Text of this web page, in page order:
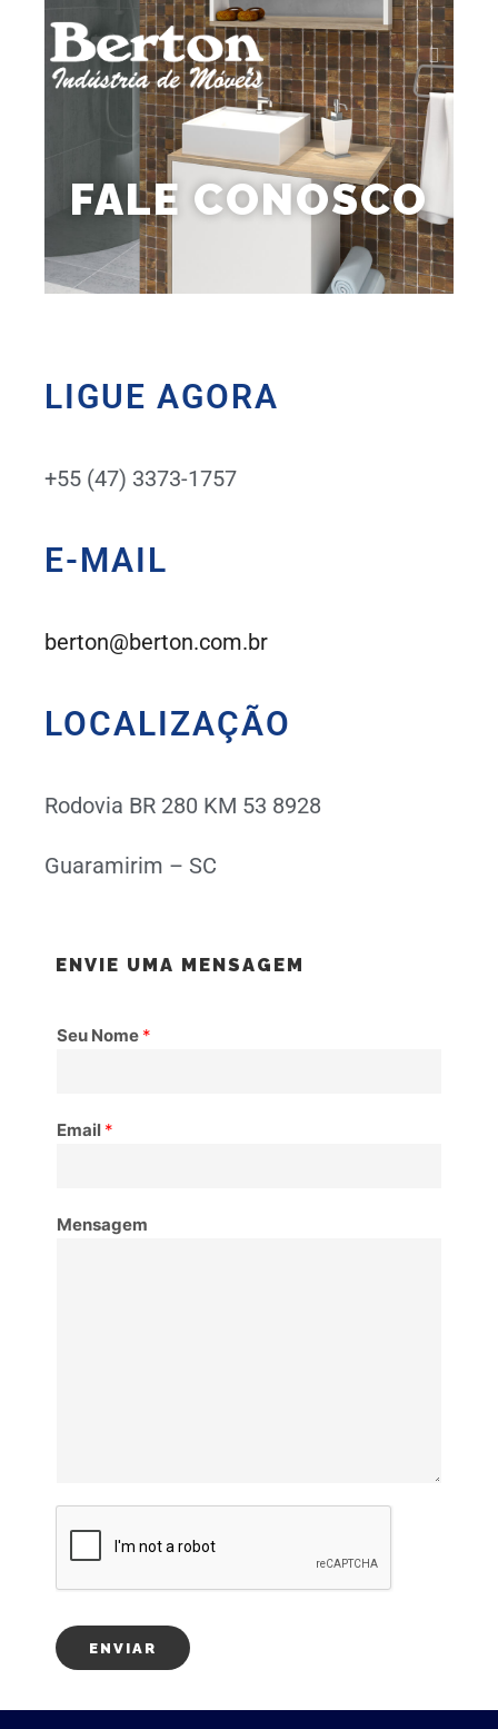
FALE CONOSCO
LIGUE AGORA
+55 (47) 3373-1757
E-MAIL
berton@berton.com.br
LOCALIZAÇÃO
Rodovia BR 280 KM 53 8928
Guaramirim – SC
ENVIE UMA MENSAGEM
Seu Nome *
Email *
Mensagem
ENVIAR